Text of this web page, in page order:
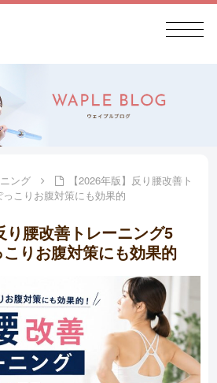
ング
【2026年版】反り腰改善ト
こりお腹対策にも効果的
り腰改善トレーニング5
りお腹対策にも効果的